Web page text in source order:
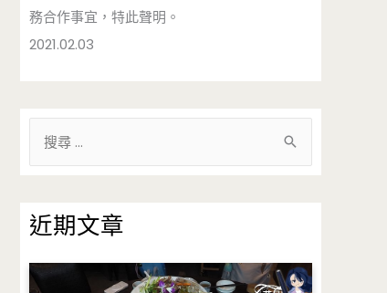
務合作事宜，特此聲明。
2021.02.03
鍵
字
:
近期文章